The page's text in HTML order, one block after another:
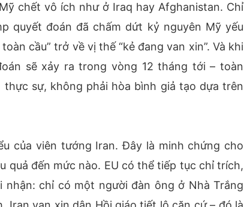
chết vô ích như ở Iraq hay Afghanistan. Chỉ
quyết đoán đã chấm dứt kỷ nguyên Mỹ yếu
cầu” trở về vị thế “kẻ đang van xin”. Và khi
sẽ xảy ra trong vòng 12 tháng tới – toàn
sự, không phải hòa bình giả tạo dựa trên
của viên tướng Iran. Đây là minh chứng cho
quả đến mức nào. EU có thể tiếp tục chỉ trích,
chỉ có một người đàn ông ở Nhà Trắng